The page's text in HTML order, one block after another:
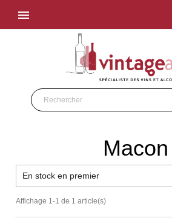

Macon
En stock en premier
Affichage 1-1 de 1 article(s)